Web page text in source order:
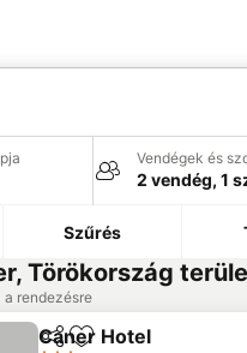
Vendégek és
2 vendég, 1
Szűrés
Törökország
rendezésre
Megosztás
Caner Hotel